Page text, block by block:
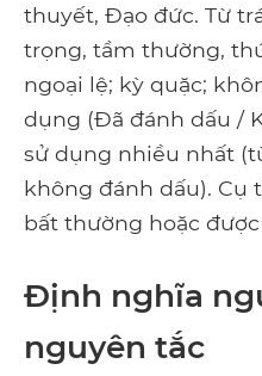
thuyết, Đạo đức. Từ
trọng, tầm thường,
ngoại lệ; kỳ quặc;
dụng (Đã đánh dấu /
sử dụng nhiều nhất
không đánh dấu). Cụ
bất thường hoặc
Định nghĩa
nguyên tắc